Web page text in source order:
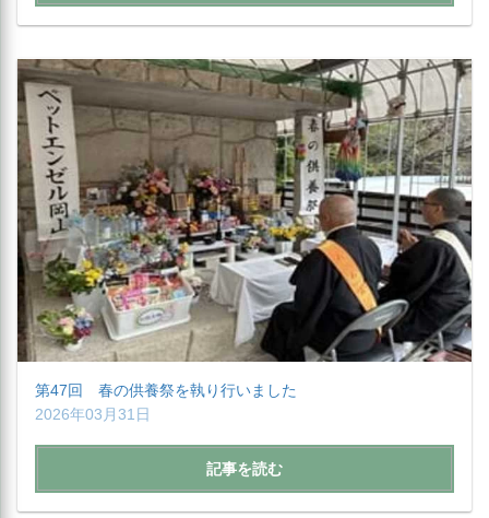
第47回 春の供養祭を執り行いました
2026年03月31日
記事を読む